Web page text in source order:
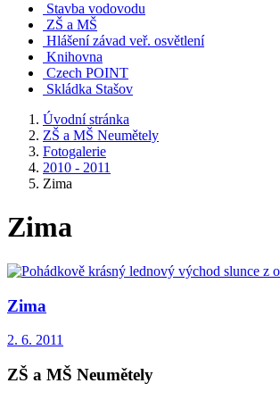
Stavba vodovodu
ZŠ a MŠ
Hlášení závad veř. osvětlení
Knihovna
Czech POINT
Skládka Stašov
Úvodní stránka
ZŠ a MŠ Neumětely
Fotogalerie
2010 - 2011
Zima
Zima
Zima
2. 6. 2011
ZŠ a MŠ Neumětely